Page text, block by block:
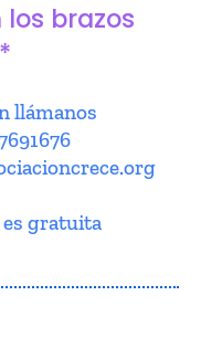
brazos
llámanos
gratuita